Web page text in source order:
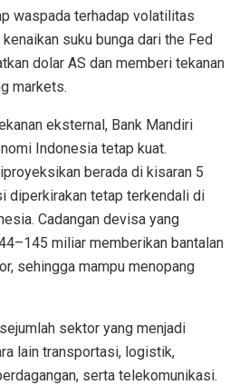
waspada terhadap volatilitas
suku bunga dari the Fed
dolar AS dan memberi tekanan
markets.
eksternal, Bank Mandiri
Indonesia tetap kuat.
berada di kisaran 5
diperkirakan tetap terkendali di
Cadangan devisa yang
miliar memberikan bantalan
sehingga mampu menopang
sektor yang menjadi
lain transportasi, logistik,
serta telekomunikasi.